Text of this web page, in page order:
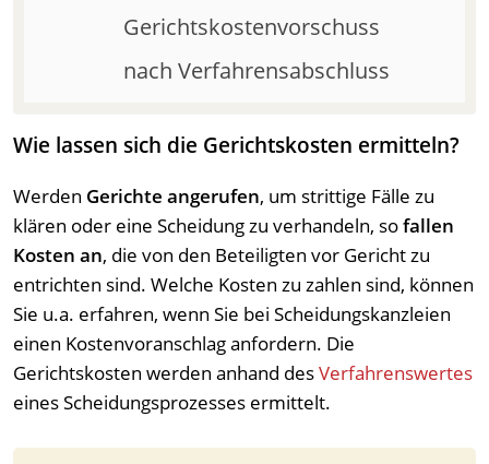
Gerichtskostenvorschuss
nach Verfahrensabschluss
Wie lassen sich die Gerichtskosten ermitteln?
Werden Gerichte angerufen, um strittige Fälle zu
klären oder eine Scheidung zu verhandeln, sofallen
Kosten an, die von den Beteiligten vor Gericht zu
entrichten sind. Welche Kosten zu zahlen sind, können
Sie u.a. erfahren, wenn Sie bei Scheidungskanzleien
einen Kostenvoranschlag anfordern. Die
Gerichtskosten werden anhand desVerfahrenswertes
eines Scheidungsprozesses ermittelt.